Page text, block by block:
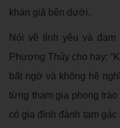
khán giả bên dưới.
Nói về tình yêu và
Phương Thủy cho hay:
bất ngờ và không hề
từng tham gia phong
có gia đình đành tạm